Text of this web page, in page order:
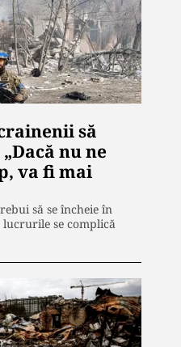
să
nu ne
va fi mai
să se încheie în
se complică